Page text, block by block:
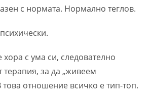
с нормата. Нормално теглов.
с ума си, следователно
за да „живеем
това отношение всичко е тип-топ.